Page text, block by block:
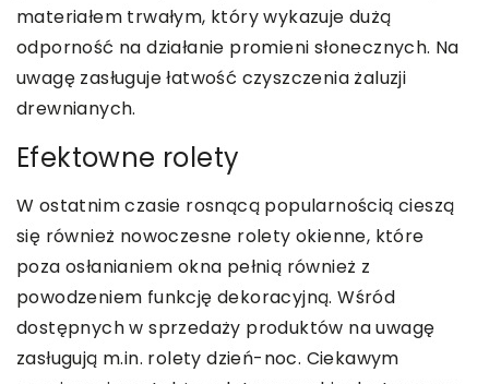
materiałem trwałym, który wykazuje dużą
odporność na działanie promieni słonecznych. Na
uwagę zasługuje łatwość czyszczenia żaluzji
drewnianych.
Efektowne rolety
W ostatnim czasie rosnącą popularnością cieszą
się również nowoczesne rolety okienne, które
poza osłanianiem okna pełnią również z
powodzeniem funkcję dekoracyjną. Wśród
dostępnych w sprzedaży produktów na uwagę
zasługują m.in. rolety dzień-noc. Ciekawym